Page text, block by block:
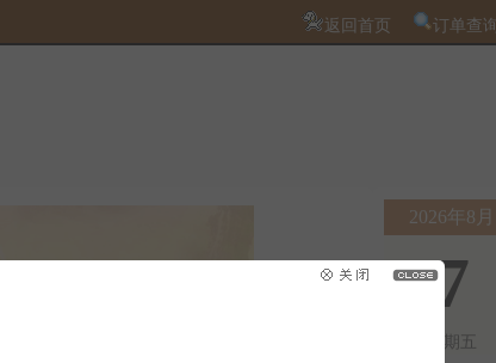
返回首页 订单查询
2026年8月
7
星期五